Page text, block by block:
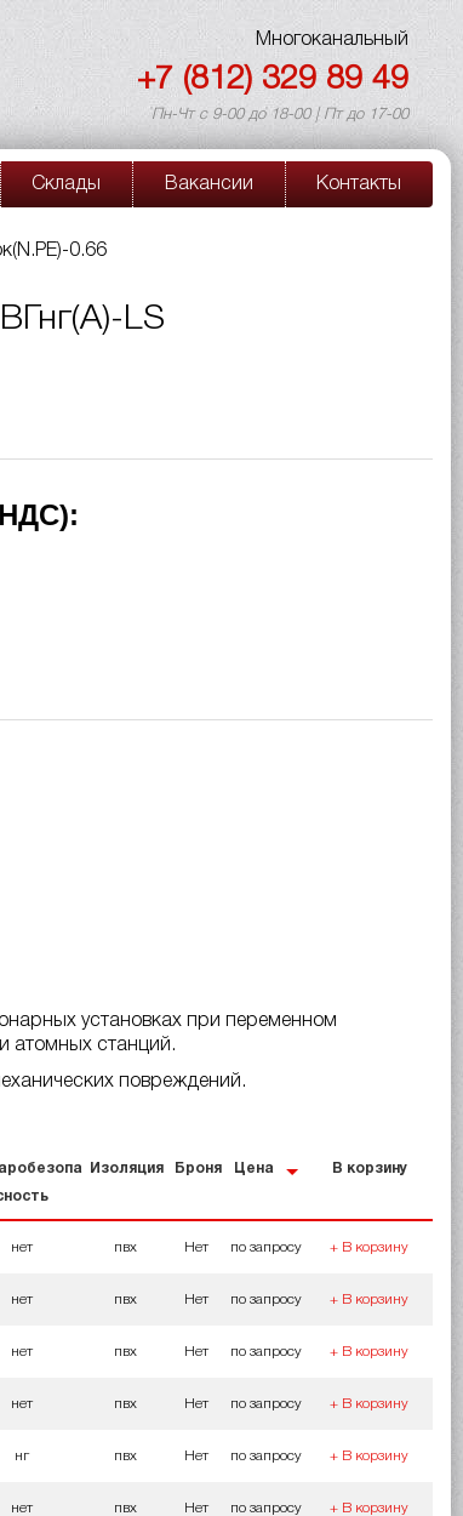
Многоканальный
+7 (812) 329 89 49
Пн-Чт с 9-00 до 18-00 | Пт до 17-00
Склады Вакансии Контакты
0.66
LS
установках при переменном
атомных станций.
повреждений.
Изоляция Броня Цена В корзину
нет пвх Нет по запросу + В корзину
нет пвх Нет по запросу + В корзину
нет пвх Нет по запросу + В корзину
нет пвх Нет по запросу + В корзину
нг пвх Нет по запросу + В корзину
нет пвх Нет по запросу + В корзину